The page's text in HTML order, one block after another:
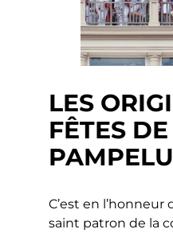
LES
FÊTES DE
C’est en l’honneur
saint patron de la